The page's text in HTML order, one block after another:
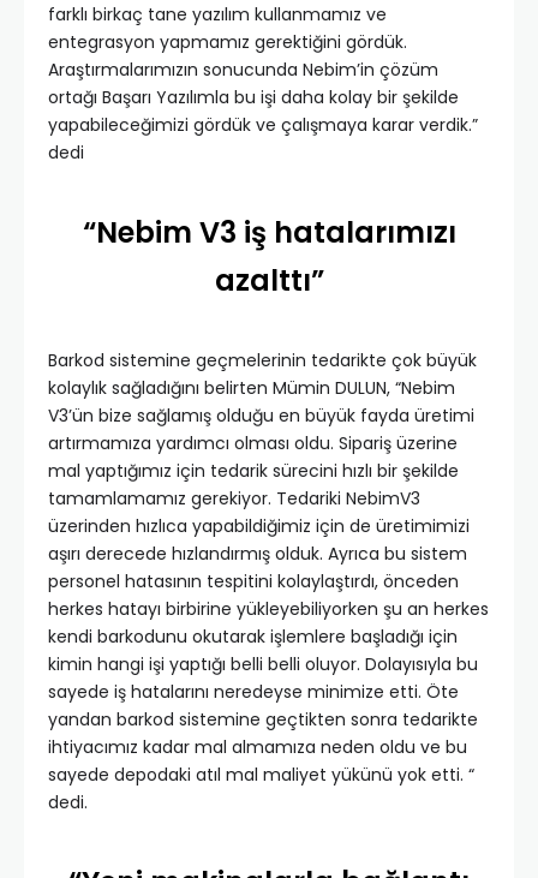
farklı birkaç tane yazılım kullanmamız ve
entegrasyon yapmamız gerektiğini gördük.
Araştırmalarımızın sonucunda Nebim’in çözüm
ortağı Başarı Yazılımla bu işi daha kolay bir şekilde
yapabileceğimizi gördük ve çalışmaya karar verdik.”
dedi
“Nebim V3 iş hatalarımızı
azalttı”
Barkod sistemine geçmelerinin tedarikte çok büyük
kolaylık sağladığını belirten Mümin DULUN, “Nebim
V3’ün bize sağlamış olduğu en büyük fayda üretimi
artırmamıza yardımcı olması oldu. Sipariş üzerine
mal yaptığımız için tedarik sürecini hızlı bir şekilde
tamamlamamız gerekiyor. Tedariki NebimV3
üzerinden hızlıca yapabildiğimiz için de üretimimizi
aşırı derecede hızlandırmış olduk. Ayrıca bu sistem
personel hatasının tespitini kolaylaştırdı, önceden
herkes hatayı birbirine yükleyebiliyorken şu an herkes
kendi barkodunu okutarak işlemlere başladığı için
kimin hangi işi yaptığı belli belli oluyor. Dolayısıyla bu
sayede iş hatalarını neredeyse minimize etti. Öte
yandan barkod sistemine geçtikten sonra tedarikte
ihtiyacımız kadar mal almamıza neden oldu ve bu
sayede depodaki atıl mal maliyet yükünü yok etti. “
dedi.